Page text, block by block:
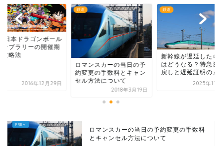
方法について
鉄道
新幹線が遅延したら返金
はどうなる？特急券払い
戻しと遅延証明のまとめ
2025年11月22日
鉄道
JR東日本ドラゴン
スタンプラリーの開
間と攻略法
2016年12
ロマンスカーの当日の予約変更の手数料
とキャンセル方法について